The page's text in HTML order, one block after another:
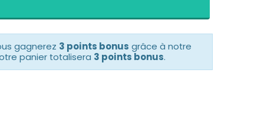
gagnerez 3 points bonus grâce à notre
panier totalisera 3 points bonus.